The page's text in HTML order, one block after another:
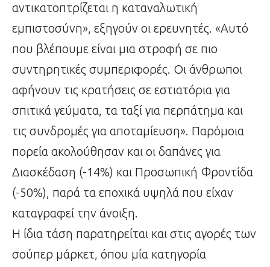
αντικατοπτρίζεται η καταναλωτική
εμπιστοσύνη», εξηγούν οι ερευνητές. «Αυτό
που βλέπουμε είναι μια στροφή σε πιο
συντηρητικές συμπεριφορές. Οι άνθρωποι
αφήνουν τις κρατήσεις σε εστιατόρια για
σπιτικά γεύματα, τα ταξί για περπάτημα και
τις συνδρομές για αποταμίευση». Παρόμοια
πορεία ακολούθησαν και οι δαπάνες για
Διασκέδαση (-14%) και Προσωπική Φροντίδα
(-50%), παρά τα εποχικά υψηλά που είχαν
καταγραφεί την άνοιξη.
Η ίδια τάση παρατηρείται και στις αγορές των
σούπερ μάρκετ, όπου μία κατηγορία